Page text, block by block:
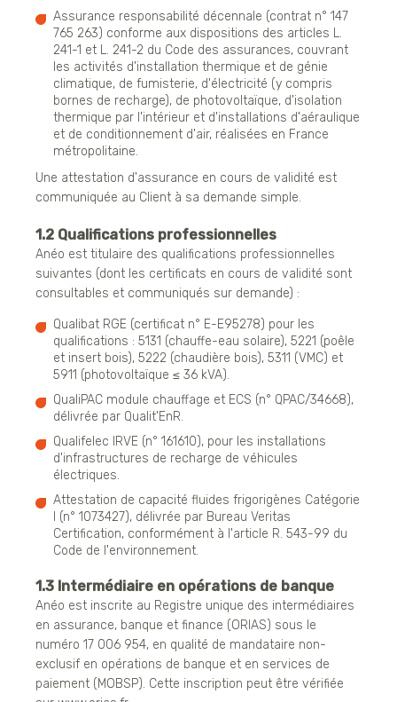
Assurance responsabilité décennale (contrat n° 147
765 263) conforme aux dispositions des articles L.
241-1 et L. 241-2 du Code des assurances, couvrant
les activités d'installation thermique et de génie
climatique, de fumisterie, d'électricité (y compris
bornes de recharge), de photovoltaïque, d'isolation
thermique par l'intérieur et d'installations d'aéraulique
et de conditionnement d'air, réalisées en France
métropolitaine.
Une attestation d'assurance en cours de validité est
communiquée au Client à sa demande simple.
1.2 Qualifications professionnelles
Anéo est titulaire des qualifications professionnelles
suivantes (dont les certificats en cours de validité sont
consultables et communiqués sur demande) :
Qualibat RGE (certificat n° E-E95278) pour les
qualifications : 5131 (chauffe-eau solaire), 5221 (poêle
et insert bois), 5222 (chaudière bois), 5311 (VMC) et
5911 (photovoltaïque ≤ 36 kVA).
QualiPAC module chauffage et ECS (n° QPAC/34668),
délivrée par Qualit'EnR.
Qualifelec IRVE (n° 161610), pour les installations
d'infrastructures de recharge de véhicules
électriques.
Attestation de capacité fluides frigorigènes Catégorie
I (n° 1073427), délivrée par Bureau Veritas
Certification, conformément à l'article R. 543-99 du
Code de l'environnement.
1.3 Intermédiaire en opérations de banque
Anéo est inscrite au Registre unique des intermédiaires
en assurance, banque et finance (ORIAS) sous le
numéro 17 006 954, en qualité de mandataire non-
exclusif en opérations de banque et en services de
paiement (MOBSP). Cette inscription peut être vérifiée